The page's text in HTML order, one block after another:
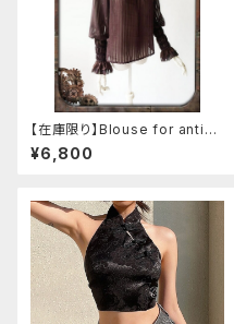
【在庫限り】Blouse for antiqu
e automaton
¥6,800